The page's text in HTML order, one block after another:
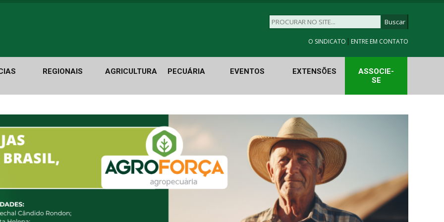
O SINDICATO | ENTRE EM CONTATO
REGIONAIS AGRICULTURA PECUÁRIA EVENTOS EXTENSÕES
ASSOCIE-
SE